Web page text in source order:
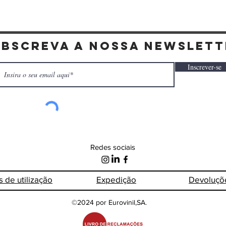
a nossa
Inscrever-se
Redes sociais
de utilização Expedição
©2024 por Eurovinil,SA.